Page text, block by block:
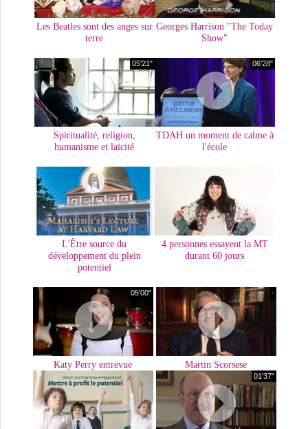
Les Beatles sont des anges sur
terre
Georges Harrison "The Today
Show"
Spiritualité, religion,
humanisme et laïcité
05'21"
TDAH un moment de calme à
l'école
06'28"
L'Être source du
développement du plein
potentiel
4 personnes essayent la MT
durant 60 jours
Katy Perry entrevue
05'00''
Martin Scorsese
-
01'37''